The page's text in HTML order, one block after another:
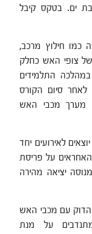
בת ים. בטקס קיבל
כמו חילוץ מרכב,
של צופי האש כחלק
התלמידים
שאורכו הוא כ-60 שעות. לאחר סיום הקורס
מערך מכבי האש
לאירועים יחד
על פריסת
יציאה מהירה
הדוק עם מכבי האש
על מנת